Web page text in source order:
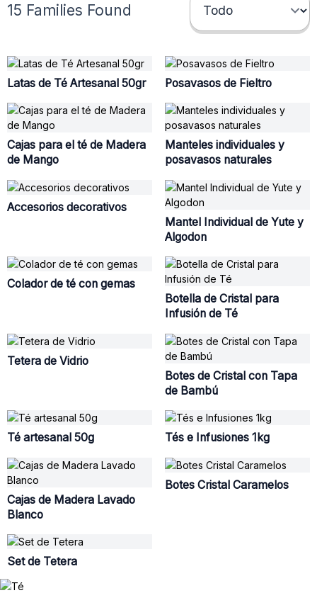
15 Families Found
Latas de Té Artesanal 50gr Posavasos de Fieltro
Cajas para el té de Madera
de Mango
Manteles individuales y
posavasos naturales
Accesorios decorativos
Mantel Individual de Yute y
Algodon
Colador de té con gemas
Botella de Cristal para
Infusión de Té
Tetera de Vidrio
Botes de Cristal con Tapa
de Bambú
Té artesanal 50g Tés e Infusiones 1kg
Cajas de Madera Lavado
Blanco
Botes Cristal Caramelos
Set de Tetera